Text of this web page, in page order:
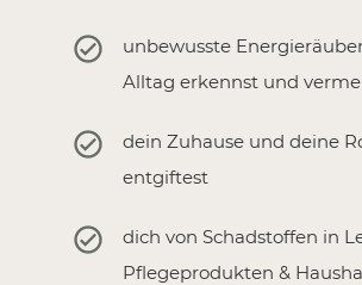
unbewusste
Alltag erkennst und
dein Zuhause und deine
entgiftest
dich von Schadstoffen in
Pflegeprodukten &